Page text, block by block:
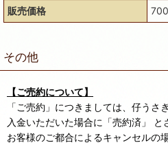
販売価格
その他
【ご売約について】
「ご売約」につきましては、仔うさ
入金いただいた場合に「売約済」 と
お客様のご都合によるキャンセルの